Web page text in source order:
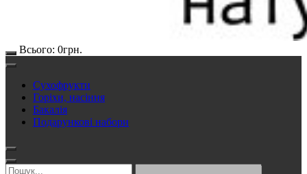
Всього: 0грн.
Сухофрукти
Горіхи, насіння
Бакалія
Подарункові набори